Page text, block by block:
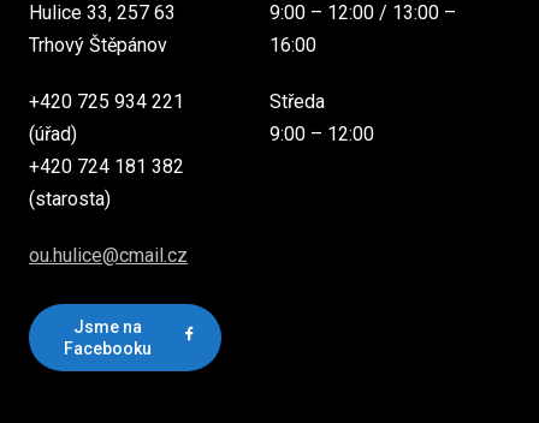
Hulice 33, 257 63
Trhový Štěpánov
+420 725 934 221
(úřad)
+420 724 181 382
(starosta)
ou.hulice@cmail.cz
Jsme na
Facebooku
9:00 – 12:00 / 13:00 –
16:00
Středa
9:00 – 12:00